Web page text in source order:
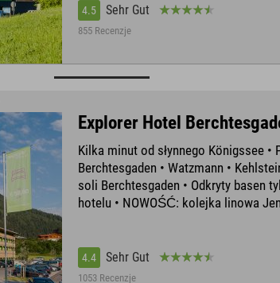
4.5 Sehr Gut
855 Recenzje
Explorer Hotel
Kilka minut od słynnego Königssee •
Berchtesgaden • Watzmann •
soli Berchtesgaden • Odkryty basen
hotelu • NOWOŚĆ: kolejka linowa
4.4 Sehr Gut
1053 Recenzje